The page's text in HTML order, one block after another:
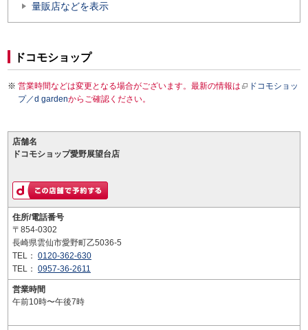
量販店などを表示
ドコモショップ
営業時間などは変更となる場合がございます。最新の情報は
ドコモショッ
プ／d gardenからご確認ください。
店舗名
ドコモショップ愛野展望台店
住所/電話番号
〒854-0302
長崎県雲仙市愛野町乙5036-5
TEL： 0120-362-630
TEL： 0957-36-2611
営業時間
午前10時〜午後7時